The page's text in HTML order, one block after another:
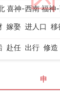
喜神-西南 福神
嫁娶 进人口 移
赴任 出行 修造
申